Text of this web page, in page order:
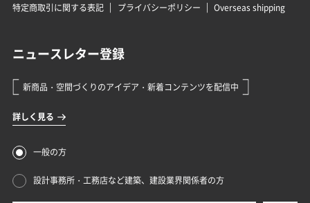
特定商取引に関する表記
プライバシーポリシー Overseas shipping